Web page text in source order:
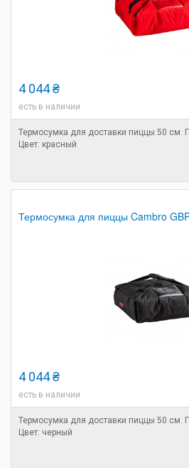
4 044 ₴
есть в наличии
Термосумка для доставки пиццы 50 см.
Цвет: красный
Термосумка для пиццы Cambro
4 044 ₴
есть в наличии
Термосумка для доставки пиццы 50 см.
Цвет: черный